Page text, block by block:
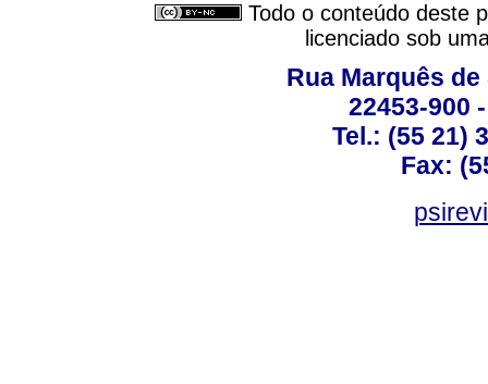
Todo o conteúdo deste
licenciado sob
Rua Marquês de
22453-900
Tel.: (55 21)
Fax: